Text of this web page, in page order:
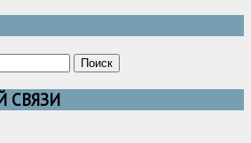
СВЯЗИ